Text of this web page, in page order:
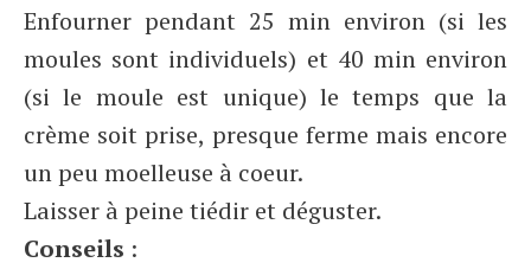
Enfourner pendant 25 min environ (si les
moules sont individuels) et 40 min environ
(si le moule est unique) le temps que la
crème soit prise, presque ferme mais encore
un peu moelleuse à coeur.
Laisser à peine tiédir et déguster.
Conseils :